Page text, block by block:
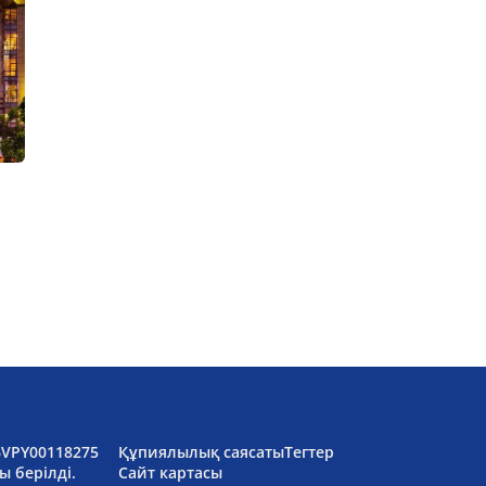
берілді.
Құпиялылық саясатыТегтер
Сайт картасы